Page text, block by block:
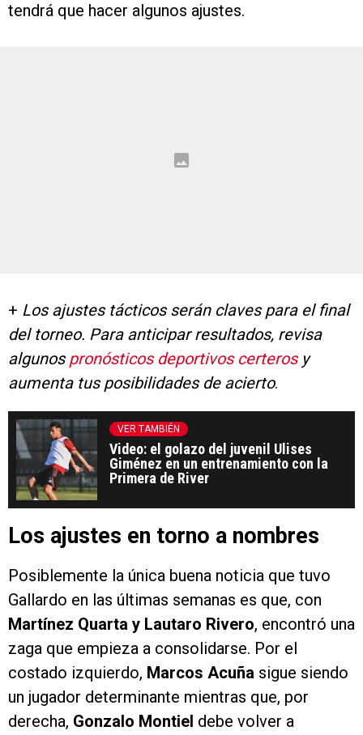
tendrá que hacer algunos ajustes.
+ Los ajustes tácticos serán claves para el final
del torneo. Para anticipar resultados, revisa
algunospronósticos deportivos certerosy
aumenta tus posibilidades de acierto.
VER TAMBIÉN
Video: el golazo del juvenil Ulises
Giménez en un entrenamiento con la
Primera de River
Los ajustes en torno a nombres
Posiblemente la única buena noticia que tuvo
Gallardo en las últimas semanas es que, con
Martínez Quarta y Lautaro Rivero, encontró una
zaga que empieza a consolidarse. Por el
costado izquierdo, Marcos Acuña sigue siendo
un jugador determinante mientras que, por
derecha, Gonzalo Montiel debe volver a